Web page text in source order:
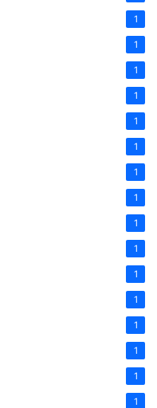
1
1
1
1
1
1
1
1
1
1
1
1
1
1
1
1